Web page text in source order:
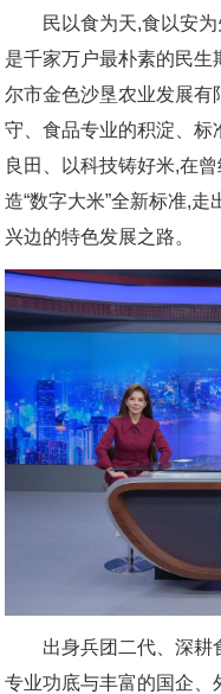
民以食为天,食以安
是千家万户最朴素的民生
尔市金色沙垦农业发展有
守、食品专业的积淀、标
良田、以科技铸好米,在
造“数字大米”全新标准,
兴边的特色发展之路。
出身兵团二代、深耕
专业功底与丰富的国企、